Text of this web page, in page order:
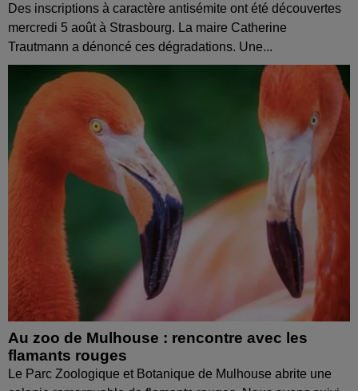
Des inscriptions à caractère antisémite ont été découvertes
mercredi 5 août à Strasbourg. La maire Catherine
Trautmann a dénoncé ces dégradations. Une...
Au zoo de Mulhouse : rencontre avec les
flamants rouges
Le Parc Zoologique et Botanique de Mulhouse abrite une